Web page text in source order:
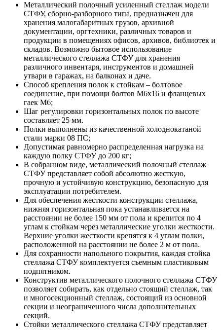
Металлический полочный усиленный стеллаж модели
СТФУ, сборно-разборного типа, предназначен для
хранения малогабаритных грузов, архивной
документации, оргтехники, различных товаров и
продукции в помещениях офисов, архивов, библиотек и
складов. Возможно бытовое использование
металлического стеллажа СТФУ для хранения
различного инвентаря, инструментов и домашней
утвари в гаражах, на балконах и даче.
Способ крепления полок к стойкам – болтовое
соединение, при помощи болтов М6х16 и фланцевых
гаек М6;
Шаг регулировки горизонтальных полок по высоте
составляет 25 мм.
Полки выполнены из качественной холоднокатаной
стали марки 08 ПС;
Допустимая равномерно распределенная нагрузка на
каждую полку СТФУ до 200 кг;
В собранном виде, металлический полочный стеллаж
СТФУ представляет собой абсолютно жесткую,
прочную и устойчивую конструкцию, безопасную для
эксплуатации потребителем.
Для обеспечения жесткости конструкции стеллажа,
нижняя горизонтальная пока устанавливается на
расстоянии не более 150 мм от пола и крепится по 4
углам к стойкам через металлические уголки жесткости.
Верхние уголки жесткости крепятся к 4 углам полки,
расположенной на расстоянии не более 2 м от пола.
Для сохранности напольного покрытия, каждая стойка
стеллажа СТФУ комплектуется съемным пластиковым
подпятником.
Конструктив металлического полочного стеллажа СТФУ
позволяет собирать, как отдельно стоящий стеллаж, так
и многосекционный стеллаж, состоящий из основной
секции и неограниченного числа дополнительных
секций.
Стойки металлического стеллажа СТФУ представляет